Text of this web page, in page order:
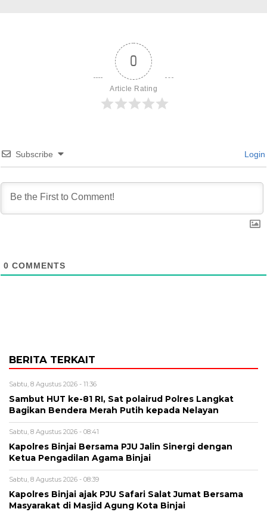
0
Article Rating
Subscribe Login
0 COMMENTS
BERITA TERKAIT
Sabtu, 8 Agustus 2026 - 11:36
Sambut HUT ke-81 RI, Sat polairud Polres Langkat
Bagikan Bendera Merah Putih kepada Nelayan
Sabtu, 8 Agustus 2026 - 08:41
Kapolres Binjai Bersama PJU Jalin Sinergi dengan
Ketua Pengadilan Agama Binjai
Sabtu, 8 Agustus 2026 - 08:39
Kapolres Binjai ajak PJU Safari Salat Jumat Bersama
Masyarakat di Masjid Agung Kota Binjai